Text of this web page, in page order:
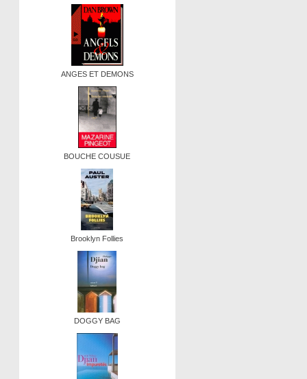
ANGES ET DEMONS
BOUCHE COUSUE
Brooklyn Follies
DOGGY BAG